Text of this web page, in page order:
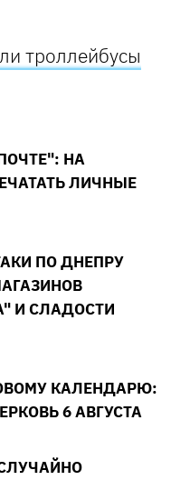
троллейбусы
НА
ЛИЧНЫЕ
ПО ДНЕПРУ
И СЛАДОСТИ
КАЛЕНДАРЮ:
6 АВГУСТА